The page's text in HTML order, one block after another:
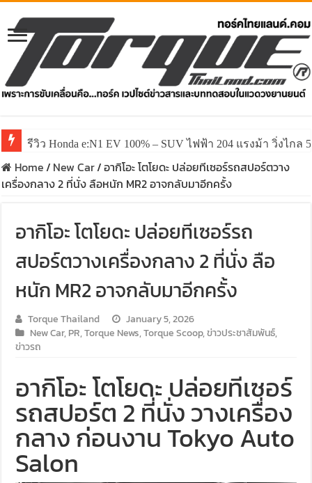
รีวิว Honda e:N1 EV 100% – SUV ไฟฟ้า 204 แรงม้า วิ่งไกล
Home/ New Car/อากิโอะ โตโยดะ ปล่อยทีเซอร์รถสปอร์ตวาง
เครื่องกลาง 2 ที่นั่ง ลือหนัก MR2 อาจกลับมาอีกครั้ง
อากิโอะ โตโยดะ ปล่อยทีเซอร์รถ
สปอร์ตวางเครื่องกลาง 2 ที่นั่ง ลือ
หนัก MR2 อาจกลับมาอีกครั้ง
Torque Thailand
January 5, 2026
New Car, PR,Torque News,Torque Scoop,ข่าวประชาสัมพันธ์,
ข่าวรถ
อากิโอะ โตโยดะ ปล่อยทีเซอร์
รถสปอร์ต 2 ที่นั่ง วางเครื่อง
กลาง ก่อนงาน Tokyo Auto
Salon